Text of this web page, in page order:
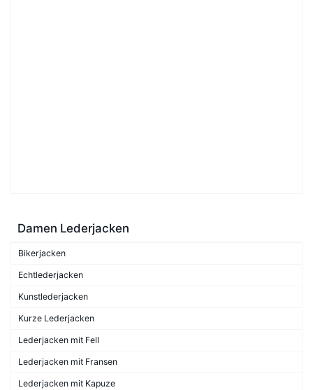
Damen Lederjacken
Bikerjacken
Echtlederjacken
Kunstlederjacken
Kurze Lederjacken
Lederjacken mit Fell
Lederjacken mit Fransen
Lederjacken mit Kapuze